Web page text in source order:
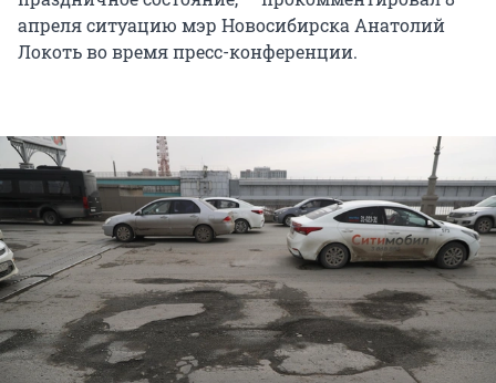
апреля ситуацию мэр Новосибирска Анатолий
Локоть во время пресс-конференции.